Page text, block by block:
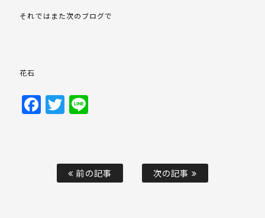
それではまた次のブログで
花石
Facebook
Twitter
前の記事 次の記事